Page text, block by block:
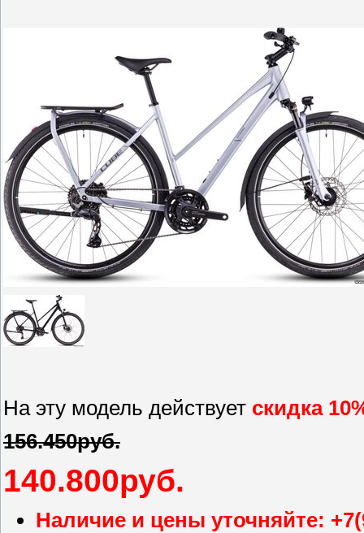
На эту модель действует скидка
156.450руб.
140.800руб.
Наличие и цены уточняйте: